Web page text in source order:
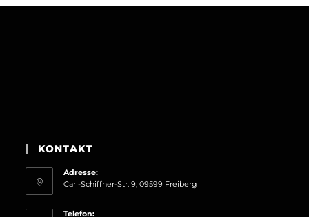
KONTAKT
Adresse:
Carl-Schiffner-Str. 9, 09599 Freiberg
Telefon: